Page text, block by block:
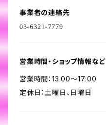
事業者の連絡先
営業時間・ショップ情報など
営業時間：13:00～17:00
定休日：土曜日、日曜日